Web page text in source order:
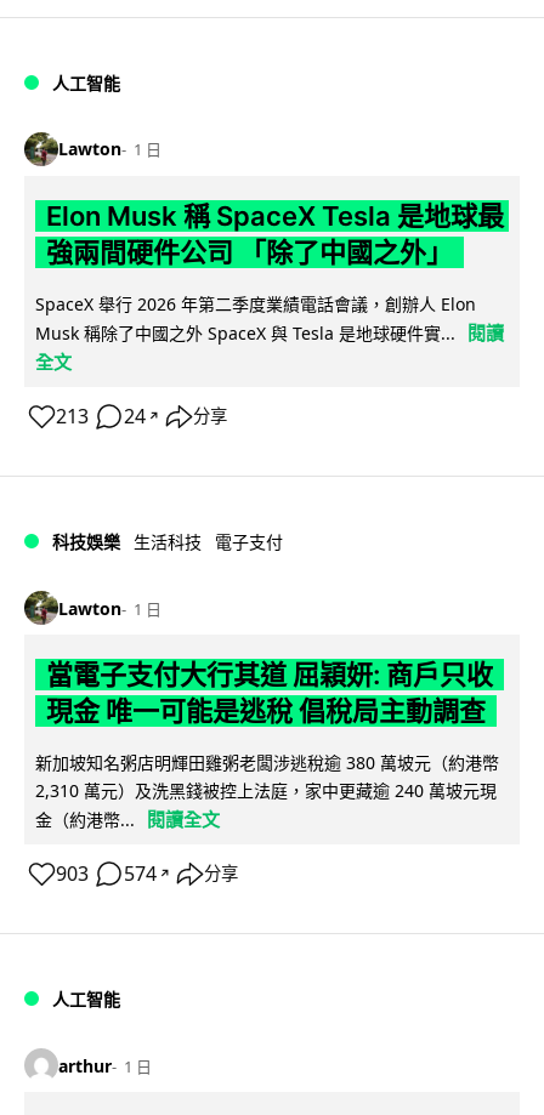
人工智能
Lawton 1 日
Elon Musk 稱 SpaceX Tesla 是地球最
強兩間硬件公司 「除了中國之外」
SpaceX 舉行 2026 年第二季度業績電話會議，創辦人 Elon
Musk 稱除了中國之外 SpaceX 與 Tesla 是地球硬件實...
閱讀
全文
213 24 ↗ 分享
科技娛樂 生活科技 電子支付
Lawton 1 日
當電子支付大行其道 屈穎妍: 商戶只收
現金 唯一可能是逃稅 倡稅局主動調查
新加坡知名粥店明輝田雞粥老闆涉逃稅逾 380 萬坡元（約港幣
2,310 萬元）及洗黑錢被控上法庭，家中更藏逾 240 萬坡元現
金（約港幣...
閱讀全文
903 574 ↗ 分享
人工智能
arthur 1 日